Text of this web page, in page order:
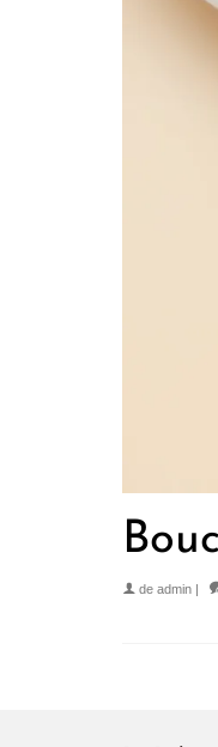
de admin |